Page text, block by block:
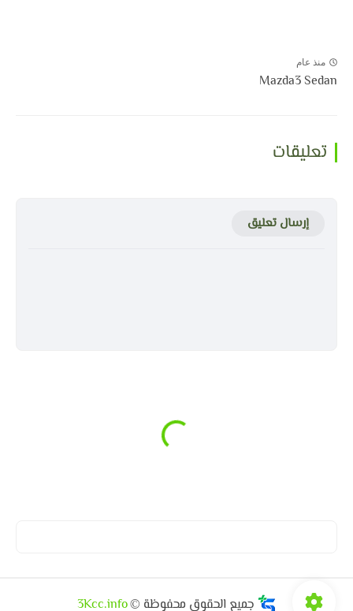
منذ عام
Mazda3 Sedan
تعليقات
إرسال تعليق
جميع الحقوق محفوظة ©3Kcc.info